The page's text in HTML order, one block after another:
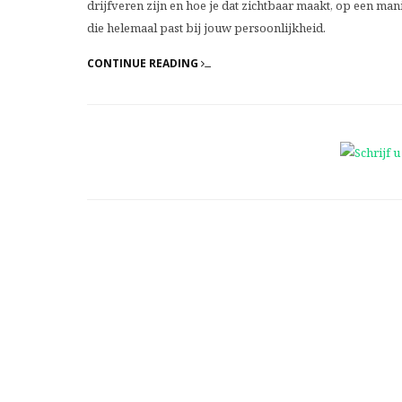
drijfveren zijn en hoe je dat zichtbaar maakt, op een
die helemaal past bij jouw persoonlijkheid.
CONTINUE READING